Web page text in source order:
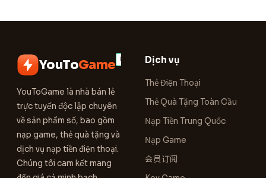
YouToGame
YouToGame là nhà bán lẻ
trực tuyến độc lập chuyên
về sản phẩm số, bao gồm
nạp game, thẻ quà tặng và
dịch vụ nạp tiền điện thoại.
Chúng tôi cam kết mang
Dịch vụ
Thẻ Điện Thoại
Thẻ Quà Tặng Toàn Cầu
Nạp Tiền Trung Quốc
Nạp Game
会员订阅